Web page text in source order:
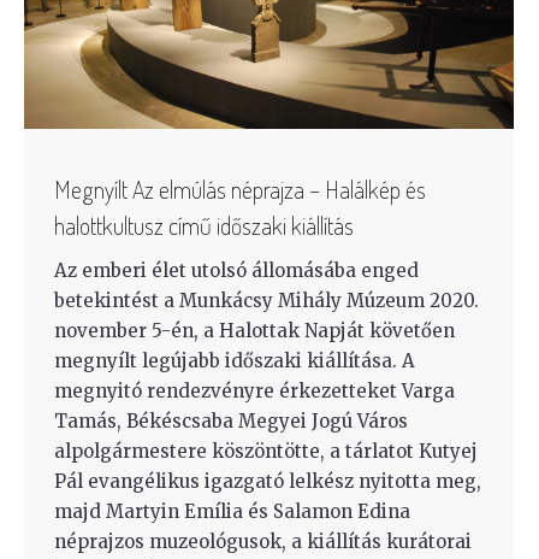
Megnyílt Az elmúlás néprajza – Halálkép és
halottkultusz című időszaki kiállítás
Az emberi élet utolsó állomásába enged
betekintést a Munkácsy Mihály Múzeum 2020.
november 5-én, a Halottak Napját követően
megnyílt legújabb időszaki kiállítása. A
megnyitó rendezvényre érkezetteket Varga
Tamás, Békéscsaba Megyei Jogú Város
alpolgármestere köszöntötte, a tárlatot Kutyej
Pál evangélikus igazgató lelkész nyitotta meg,
majd Martyin Emília és Salamon Edina
néprajzos muzeológusok, a kiállítás kurátorai